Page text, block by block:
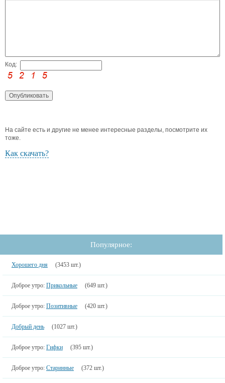
Код:
На сайте есть и другие не менее интересные разделы, посмотрите их
тоже.
Как скачать?
Популярное:
Хорошего дня (3453 шт.)
Доброе утро: Прикольные (649 шт.)
Доброе утро: Позитивные (420 шт.)
Добрый день (1027 шт.)
Доброе утро: Гифки (395 шт.)
Доброе утро: Старинные (372 шт.)